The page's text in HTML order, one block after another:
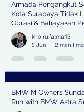
Armada Pengangkut
Kota Surabaya Tidak
Oprasi & Bahayakan
Jalan
khoirulfatma13
9 Jun
2 menit
BMW M Owners
Run with BMW Astra